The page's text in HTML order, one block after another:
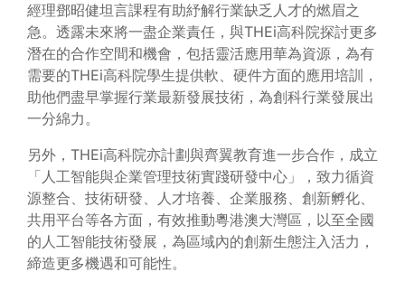
經理鄧昭健坦言課程有助紓解行業缺乏人才的燃眉之
急。透露未來將一盡企業責任，與THEi高科院探討更多
潛在的合作空間和機會，包括靈活應用華為資源，為有
需要的THEi高科院學生提供軟、硬件方面的應用培訓，
助他們盡早掌握行業最新發展技術，為創科行業發展出
一分綿力。
另外，THEi高科院亦計劃與齊翼教育進一步合作，成立
「人工智能與企業管理技術實踐研發中心」，致力循資
源整合、技術研發、人才培養、企業服務、創新孵化、
共用平台等各方面，有效推動粵港澳大灣區，以至全國
的人工智能技術發展，為區域內的創新生態注入活力，
締造更多機遇和可能性。